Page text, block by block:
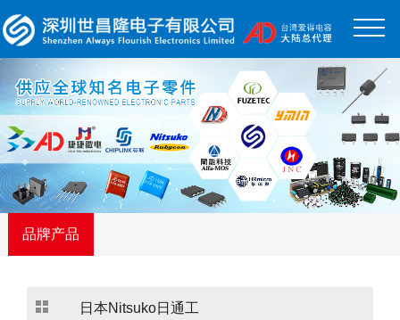
品牌产品
日本Nitsuko日通工